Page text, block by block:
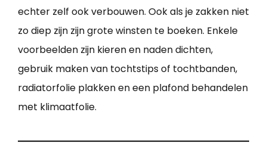
echter zelf ook verbouwen. Ook als je zakken niet
zo diep zijn zijn grote winsten te boeken. Enkele
voorbeelden zijn kieren en naden dichten,
gebruik maken van tochtstips of tochtbanden,
radiatorfolie plakken en een plafond behandelen
met klimaatfolie.